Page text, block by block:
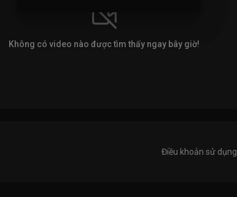
Không có video nào được tìm thấy ngay bây giờ!
Điều khoản sử dụng